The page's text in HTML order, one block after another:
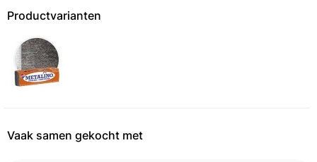
Productvarianten
Vaak samen gekocht met